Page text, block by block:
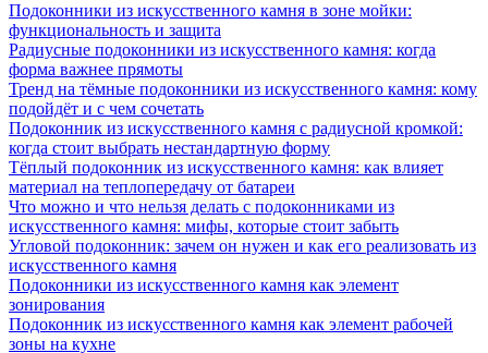
Подоконники из искусственного камня в зоне мойки:
функциональность и защита
Радиусные подоконники из искусственного камня: когда
форма важнее прямоты
Тренд на тёмные подоконники из искусственного камня: кому
подойдёт и с чем сочетать
Подоконник из искусственного камня с радиусной кромкой:
когда стоит выбрать нестандартную форму
Тёплый подоконник из искусственного камня: как влияет
материал на теплопередачу от батареи
Что можно и что нельзя делать с подоконниками из
искусственного камня: мифы, которые стоит забыть
Угловой подоконник: зачем он нужен и как его реализовать из
искусственного камня
Подоконники из искусственного камня как элемент
зонирования
Подоконник из искусственного камня как элемент рабочей
зоны на кухне